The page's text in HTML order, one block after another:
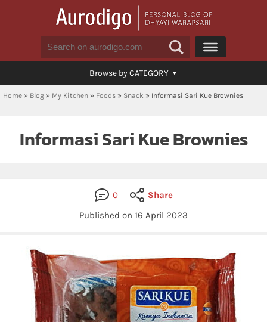
Browse by CATEGORY
Home » Blog » My Kitchen » Foods » Snack » Informasi Sari Kue Brownies
Informasi Sari Kue Brownies
0
Share
Published on 16 April 2023